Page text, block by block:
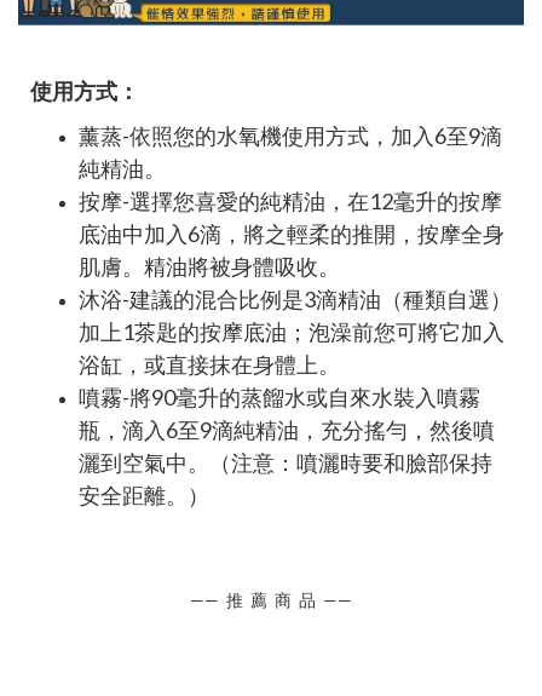
使用方式：
薰蒸-依照您的水氧機使用方式，加入6至9滴
純精油。
按摩-選擇您喜愛的純精油，在12毫升的按摩
底油中加入6滴，將之輕柔的推開，按摩全身
肌膚。精油將被身體吸收。
沐浴-建議的混合比例是3滴精油（種類自選）
加上1茶匙的按摩底油；泡澡前您可將它加入
浴缸，或直接抹在身體上。
噴霧-將90毫升的蒸餾水或自來水裝入噴霧
瓶，滴入6至9滴純精油，充分搖勻，然後噴
灑到空氣中。（注意：噴灑時要和臉部保持
安全距離。）
—— 推 薦 商 品 ——